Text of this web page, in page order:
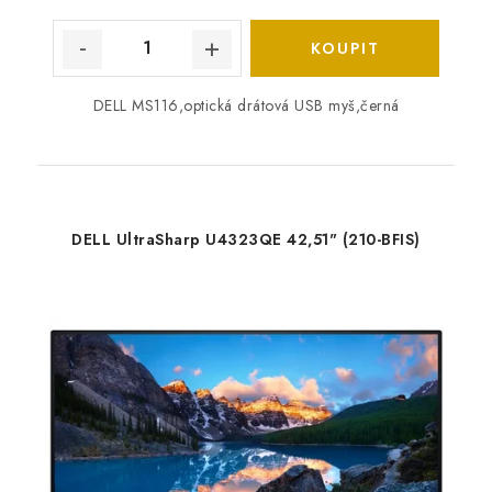
DELL MS116,optická drátová USB myš,černá
DELL UltraSharp U4323QE 42,51" (210-BFIS)